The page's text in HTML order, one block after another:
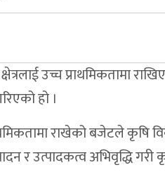
उच्च प्राथमिकतामा
हो ।
राखेको बजेटले कृषि
र उत्पादकत्व अभिवृद्धि गरी